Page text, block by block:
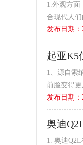
1.外观方
合现代人
计可以让
发布日期：
起亚K5
1、源自索
前脸变得
择。目前
发布日期：
奥迪
1. 奥迪